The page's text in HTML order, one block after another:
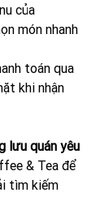
của
món nhanh
toán qua
khi nhận
lưu quán yêu
& Tea để
tìm kiếm